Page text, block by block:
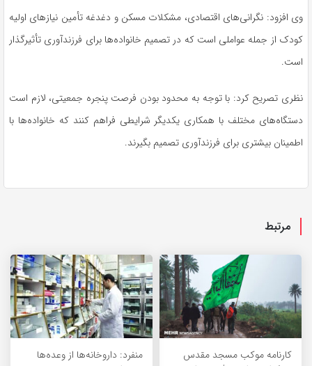
وی افزود: نگرانی‌های اقتصادی، مشکلات مسکن و دغدغه تأمین نیازهای اولیه
کودک از جمله عواملی است که در تصمیم خانواده‌ها برای فرزندآوری تأثیرگذار
است.
نظری تصریح کرد: با توجه به محدود بودن فرصت پنجره جمعیتی، لازم است
دستگاه‌های مختلف با همکاری یکدیگر شرایطی فراهم کنند که خانواده‌ها با
اطمینان بیشتری برای فرزندآوری تصمیم بگیرند.
مرتبط
کارنامه موکب مسجد مقدس
منفرد: داروخانه‌ها از وعده‌ها